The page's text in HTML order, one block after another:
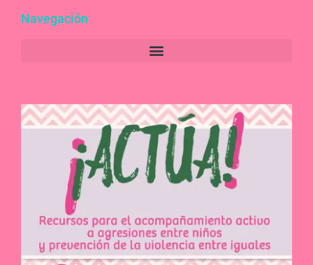
Navegación